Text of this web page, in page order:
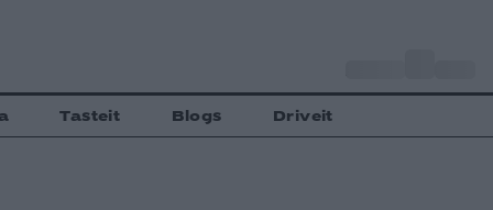
Tasteit Blogs Driveit